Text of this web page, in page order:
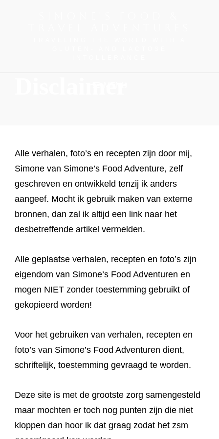
Alle verhalen, foto’s en recepten zijn door mij,
Simone van Simone’s Food Adventure, zelf
geschreven en ontwikkeld tenzij ik anders
aangeef. Mocht ik gebruik maken van externe
bronnen, dan zal ik altijd een link naar het
desbetreffende artikel vermelden.
Alle geplaatse verhalen, recepten en foto’s zijn
eigendom van Simone’s Food Adventuren en
mogen NIET zonder toestemming gebruikt of
gekopieerd worden!
Voor het gebruiken van verhalen, recepten en
foto’s van Simone’s Food Adventuren dient,
schriftelijk, toestemming gevraagd te worden.
Deze site is met de grootste zorg samengesteld
maar mochten er toch nog punten zijn die niet
kloppen dan hoor ik dat graag zodat het zsm